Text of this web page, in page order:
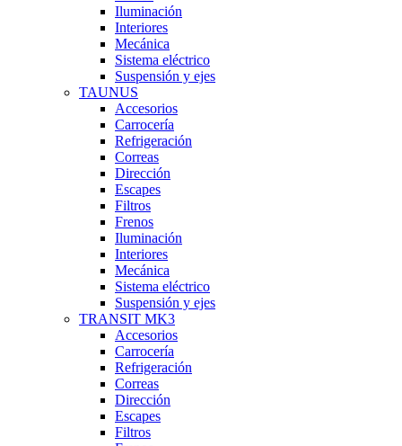
Iluminación
Interiores
Mecánica
Sistema eléctrico
Suspensión y ejes
TAUNUS
Accesorios
Carrocería
Refrigeración
Correas
Dirección
Escapes
Filtros
Frenos
Iluminación
Interiores
Mecánica
Sistema eléctrico
Suspensión y ejes
TRANSIT MK3
Accesorios
Carrocería
Refrigeración
Correas
Dirección
Escapes
Filtros